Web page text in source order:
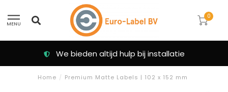
MENU
0
We bieden altijd hulp bij installatie
Home / Premium Matte Labels | 102 x 152 mm